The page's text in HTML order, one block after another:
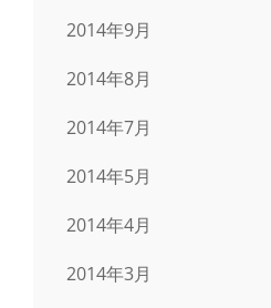
2014年9月
2014年8月
2014年7月
2014年5月
2014年4月
2014年3月